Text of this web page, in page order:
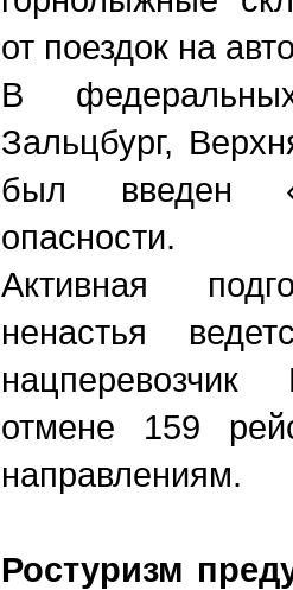
от поездок на
В
Зальцбург,
был введен
опасности.
Активная
ненастья
отмене 159
направлениям.
Ростуризм